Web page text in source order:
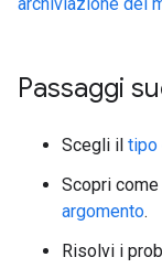
Passaggi
Scegli il tipo
Scopri come
argomento.
Risolvi i